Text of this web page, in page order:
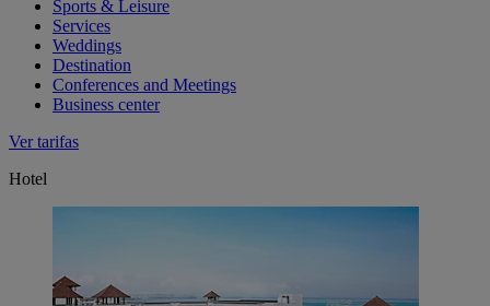
Sports & Leisure
Services
Weddings
Destination
Conferences and Meetings
Business center
Ver tarifas
Hotel